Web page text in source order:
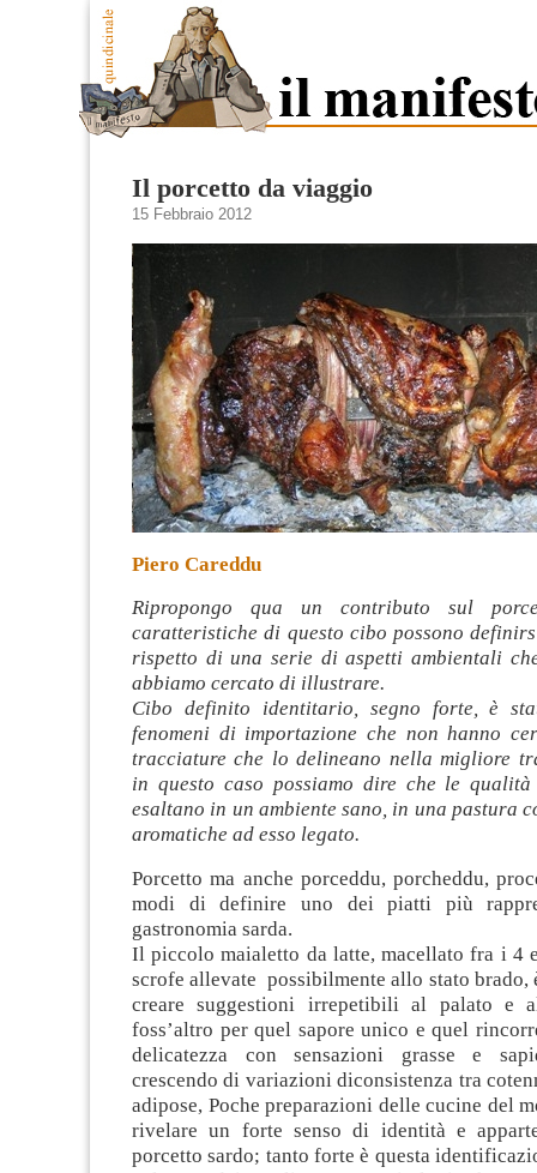
Il porcetto da viaggio
15 Febbraio 2012
Piero Careddu
Ripropongo qua un contributo sul
caratteristiche di questo cibo possono
rispetto di una serie di aspetti ambientali
abbiamo cercato di illustrare.
Cibo definito identitario, segno forte, è
fenomeni di importazione che non hanno
tracciature che lo delineano nella migliore
in questo caso possiamo dire che le
esaltano in un ambiente sano, in una pastura
aromatiche ad esso legato.
Porcetto ma anche porceddu, porcheddu,
modi di definire uno dei piatti più
gastronomia sarda.
Il piccolo maialetto da latte, macellato fra i 4
scrofe allevate possibilmente allo stato brado,
creare suggestioni irrepetibili al palato e
foss’altro per quel sapore unico e quel
delicatezza con sensazioni grasse e
crescendo di variazioni diconsistenza tra
adipose, Poche preparazioni delle cucine del
rivelare un forte senso di identità e
porcetto sardo; tanto forte è questa